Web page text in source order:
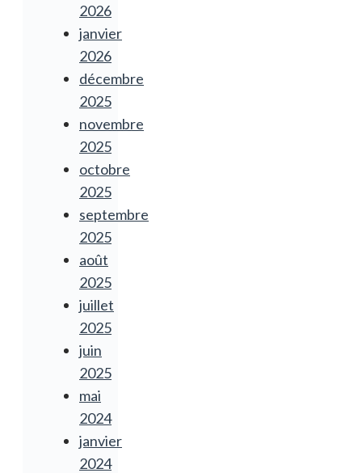
2026
janvier
2026
décembre
2025
novembre
2025
octobre
2025
septembre
2025
août
2025
juillet
2025
juin
2025
mai
2024
janvier
2024